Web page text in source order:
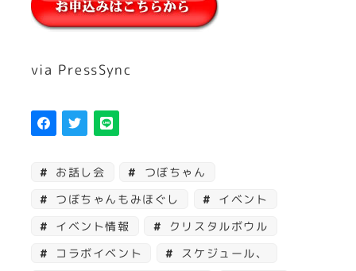
via PressSync
お話し会
つぼちゃん
つぼちゃんもみほぐし
イベント
イベント情報
クリスタルボウル
コラボイベント
スケジュール、